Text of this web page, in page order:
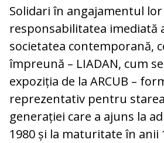
Solidari în angajamentul
responsabilitatea imediată
societatea contemporană,
împreună – LIADAN, cum
expoziția de la ARCUB –
reprezentativ pentru
generației care a ajuns la
1980 și la maturitate în anii